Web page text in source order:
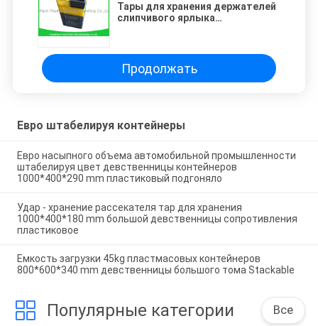
Тары для хранения держателей
слипчивого ярлыка
для хранения евро пластиковые
Продолжать
Евро штабелируя контейнеры
Евро насыпного объема автомобильной промышленности
штабелируя цвет девственницы контейнеров
1000*400*290 mm пластиковый подгоняло
Удар - хранение рассекателя тар для хранения
1000*400*180 mm большой девственницы сопротивления
пластиковое
Емкость загрузки 45kg пластмасовых контейнеров
800*600*340 mm девственницы большого тома Stackable
Популярные категории Все